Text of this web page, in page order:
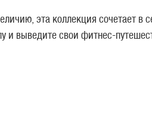
эта коллекция сочетает
и выведите свои фитнес-